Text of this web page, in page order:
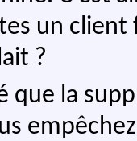
un
?
que la